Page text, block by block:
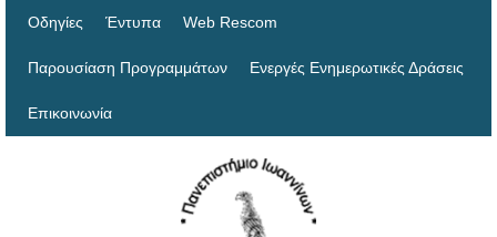
Οδηγίες Έντυπα Web Rescom
Παρουσίαση Προγραμμάτων Ενεργές Ενημερωτικές Δράσεις
Επικοινωνία